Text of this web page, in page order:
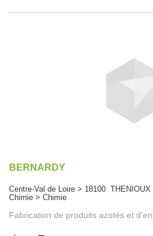
BERNARDY
Centre-Val de Loire > 18100 THENIOUX
Chimie > Chimie
Fabrication de produits azotés et